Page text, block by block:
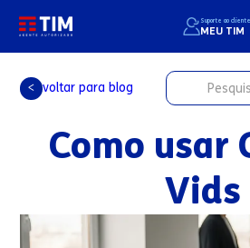
Suporte ao cliente
MEU TIM
< voltar para blog
Como usar
Vids